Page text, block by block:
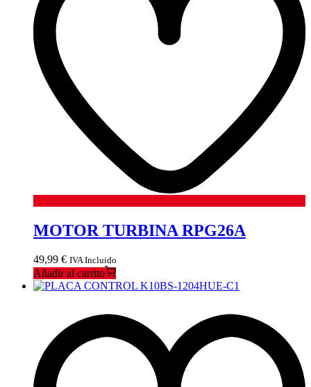
MOTOR TURBINA RPG26A
49,99 € IVA Incluido
Añadir al carrito